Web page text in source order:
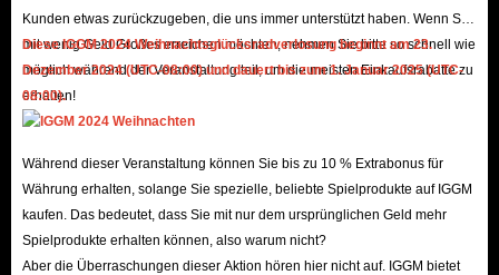
enjoy a superior experience within the Chamet App!
Trust Endorsement, Safe and Reliable
IGGM is a long-established store that has earned the trust of countless users
enjoy a high reputation on mainstream platforms such as Facebook, X, and
Discord, with users even spontaneously promoting us - a testament to our
excellent reputation! If you still have doubts, you can check out IGGM’s
genuine reviews on Trustpilot and the Google Play Store. Currently, over
Kunden etwas zurückzugeben, die uns immer unterstützt haben. Wenn Sie
mit wenig Geld Großes erreichen möchten, nehmen Sie bitte so schnell wie
möglich während der Veranstaltung teil, um die meisten Einkaufsrabatte zu
erhalten!
Diese IGGM 2024 Weihnachtsglücksradverlosung beginnt am 23.
Dezember 2024 (UTC-08:00) und dauert bis zum 1. Januar 2025 (UTC-
08:00).
Während dieser Veranstaltung können Sie bis zu 10 % Extrabonus für
Währung erhalten, solange Sie spezielle, beliebte Spielprodukte auf IGGM
kaufen. Das bedeutet, dass Sie mit nur dem ursprünglichen Geld mehr
Spielprodukte erhalten können, also warum nicht?
Aber die Überraschungen dieser Aktion hören hier nicht auf. IGGM bietet